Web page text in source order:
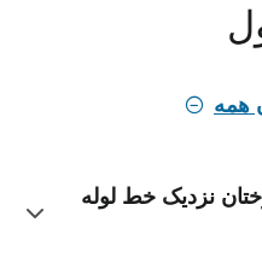
همه
نزدیک خط لوله